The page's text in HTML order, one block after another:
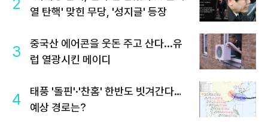
열 탄핵' 맞힌 무당, '성지글' 등장
3
중국산 에어콘을 웃돈 주고 산다...유
럽 열광시킨 메이디
4
태풍 '돌핀'·'찬홈' 한반도 빗겨간다…
예상 경로는?